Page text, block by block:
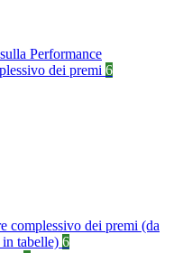
Performance
dei premi 6
complessivo dei premi (da
tabelle) 6